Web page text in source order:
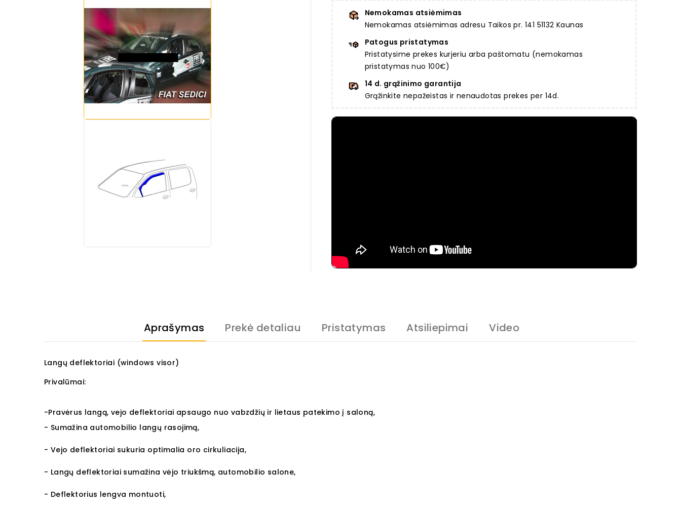
Nemokamas atsiėmimas
Nemokamas atsiėmimas adresu Taikos pr. 141 51132 Kaunas
Patogus pristatymas
Pristatysime prekes kurjeriu arba paštomatu (nemokamas
pristatymas nuo 100€)
14 d. grąžinimo garantija
Grąžinkite nepažeistas ir nenaudotas prekes per 14d.
Aprašymas Prekė detaliau Pristatymas Atsiliepimai Video
Langų deflektoriai (windows visor)
Privalūmai:
-Pravėrus langą, vejo deflektoriai apsaugo nuo vabzdžių ir lietaus patekimo į saloną,
- Sumažina automobilio langų rasojimą,
- Vejo deflektoriai sukuria optimalia oro cirkuliacija,
- Langų deflektoriai sumažina vėjo triukšmą, automobilio salone,
- Deflektorius lengva montuoti,